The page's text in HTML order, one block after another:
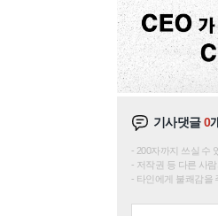
기사댓글0
200자까지 쓰실 수
저작권 등 다른 사
타인에게 불쾌감을